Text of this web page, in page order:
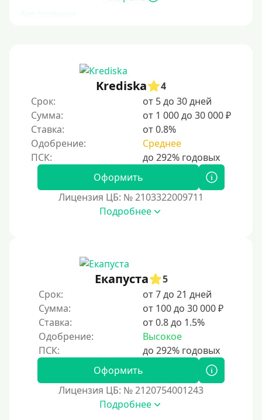
Без проверок
На карту без отказа
Залог
Под залог ПТС
Без залога
Под залог
Под залог недвижимости
Под ПТС спецтехники
Под ПТС грузового автомобиля
Авто без ПТС
Цель
На Новый Год
Чтобы улучшить кредитную историю, важно
своевременно погашать долги, избегать просрочек и
регулярно проверять кредитный отчет. Также можно
воспользоваться кредитными картами с небольшим
Krediska
4
Срок:
от 5 до 30 дней
Сумма:
от 1 000 до 30 000 ₽
Ставка:
от 0.8%
Одобрение:
Среднее
Оформить
Лицензия ЦБ: № 2103322009711
Подробнее
Екапуста
5
Срок:
от 7 до 21 дней
Сумма:
от 100 до 30 000 ₽
Ставка:
от 0.8 до 1.5%
Одобрение:
Высокое
Оформить
Лицензия ЦБ: № 2120754001243
Подробнее